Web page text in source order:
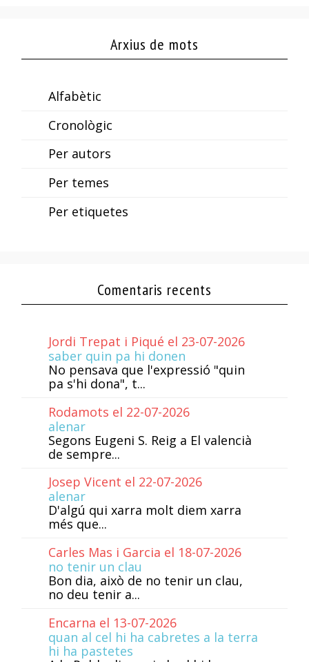
Arxius de mots
Alfabètic
Cronològic
Per autors
Per temes
Per etiquetes
Comentaris recents
Jordi Trepat i Piqué el 23-07-2026
saber quin pa hi donen
No pensava que l'expressió "quin
pa s'hi dona", t...
Rodamots el 22-07-2026
alenar
Segons Eugeni S. Reig a El valencià
de sempre...
Josep Vicent el 22-07-2026
alenar
D'algú qui xarra molt diem xarra
més que...
Carles Mas i Garcia el 18-07-2026
no tenir un clau
Bon dia, això de no tenir un clau,
no deu tenir a...
Encarna el 13-07-2026
quan al cel hi ha cabretes a la terra
hi ha pastetes